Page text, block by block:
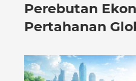
Perebutan
Pertahanan